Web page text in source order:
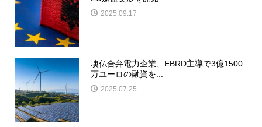
2025.09.17
墺仏合弁電力企業、EBRD主導で3億1500
万ユーロの融資を...
2025.07.25